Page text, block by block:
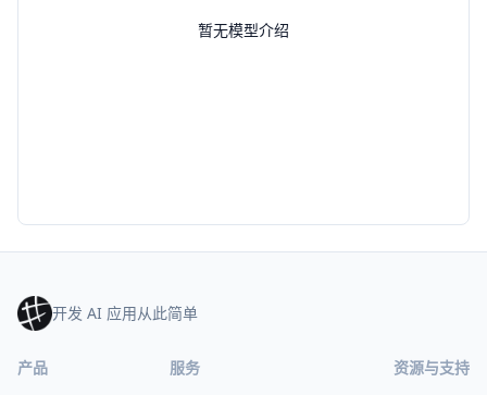
暂无模型介绍
开发 AI 应用从此简单
产品 服务 资源与支持